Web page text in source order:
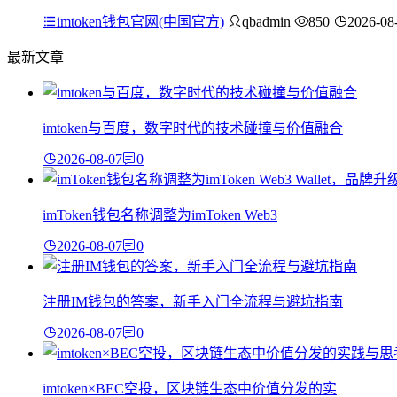
imtoken钱包官网(中国官方) qbadmin 850 2026-
最新文章
imtoken与百度，数字时代的技术碰撞与价值融合
2026-08-07 0
imToken钱包名称调整为imToken Web3
2026-08-07 0
注册IM钱包的答案，新手入门全流程与避坑指南
2026-08-07 0
imtoken×BEC空投，区块链生态中价值分发的实